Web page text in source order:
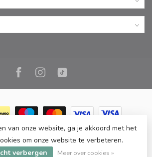
Marc Cook & Home | Webshop | Fysieke
- Powered byLightspeed-Lightspeed design
byDyvelopment
van onze website, ga je akkoord met het
om onze website te verbeteren.
verbergen
Meer over cookies »